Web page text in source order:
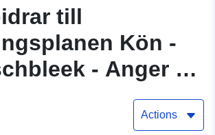
till
Kön -
- Anger -
(R-A-E) (3:e
för stadenActions